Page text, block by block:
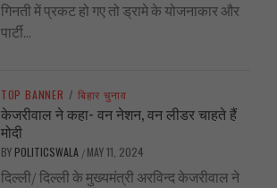
गिनती में प्रकट हो गए तो ड्रामे के योजनाकार और
पार्टी...
TOP BANNER / बिहार चुनाव
केजरीवाल ने कहा- वन नेशन, वन लीडर चाहते हैं
मोदी
BY POLITICSWALA / MAY 11, 2024
दिल्ली/ दिल्ली के मुख्यमंत्री अरविन्द केजरीवाल ने